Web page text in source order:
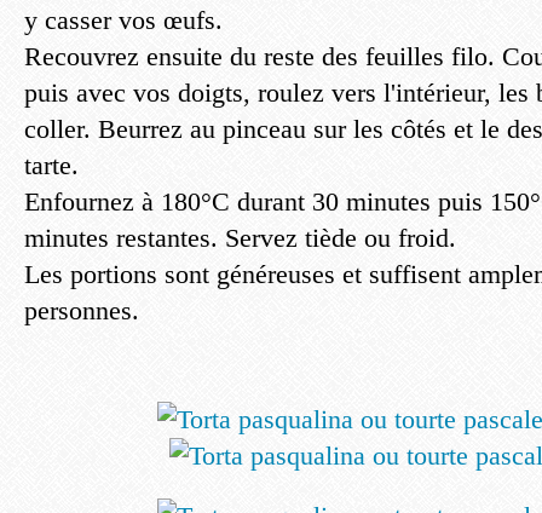
y casser vos œufs.
Recouvrez ensuite du reste des feuilles filo.
puis avec vos doigts, roulez vers l'intérieur, les
coller. Beurrez au pinceau sur les côtés et le
tarte.
Enfournez à 180°C durant 30 minutes puis
minutes restantes. Servez tiède ou froid.
Les portions sont généreuses et suffisent
personnes.